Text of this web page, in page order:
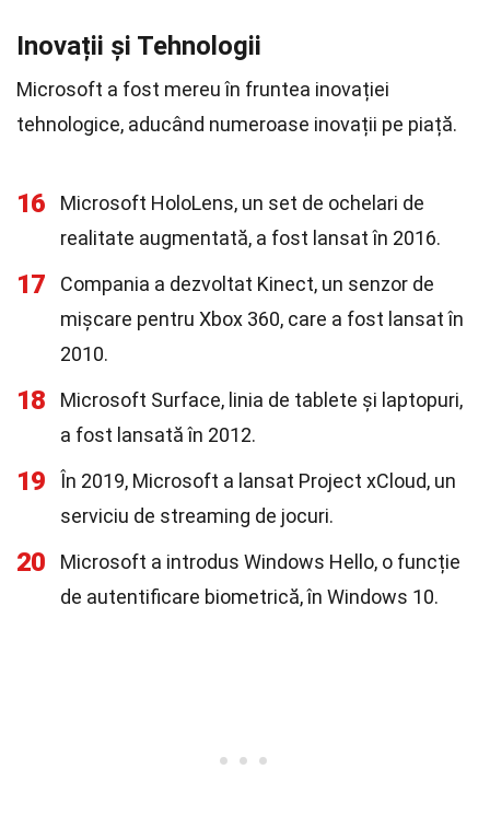
Inovații și Tehnologii
Microsoft a fost mereu în fruntea inovației
tehnologice, aducând numeroase inovații pe piață.
16
Microsoft HoloLens, un set de ochelari de
realitate augmentată, a fost lansat în 2016.
17
Compania a dezvoltat Kinect, un senzor de
mișcare pentru Xbox 360, care a fost lansat în
2010.
18
Microsoft Surface, linia de tablete și laptopuri,
a fost lansată în 2012.
19
În 2019, Microsoft a lansat Project xCloud, un
serviciu de streaming de jocuri.
20
Microsoft a introdus Windows Hello, o funcție
de autentificare biometrică, în Windows 10.